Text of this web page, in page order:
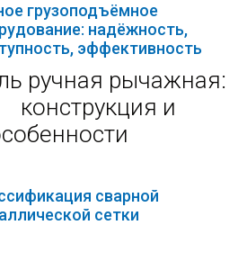
грузоподъёмное
надёжность,
эффективность
ручная рычажная:
конструкция и
сварной
сетки